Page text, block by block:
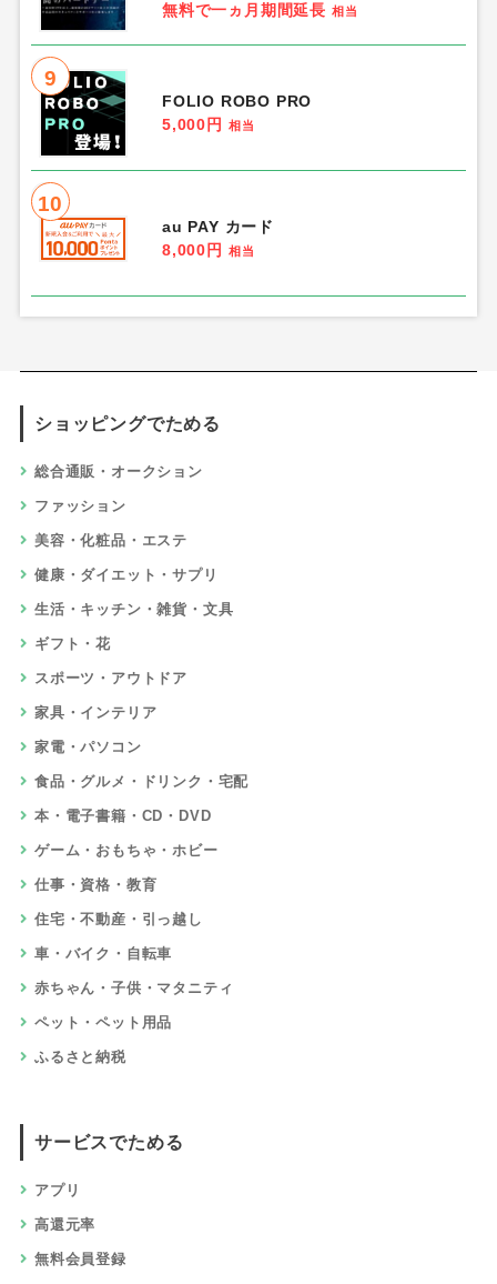
無料で一ヵ月期間延長 相当
9
FOLIO ROBO PRO
5,000円
相当
10
au PAY カード
8,000円
相当
ショッピングでためる
総合通販・オークション
ファッション
美容・化粧品・エステ
健康・ダイエット・サプリ
生活・キッチン・雑貨・文具
ギフト・花
スポーツ・アウトドア
家具・インテリア
家電・パソコン
食品・グルメ・ドリンク・宅配
本・電子書籍・CD・DVD
ゲーム・おもちゃ・ホビー
仕事・資格・教育
住宅・不動産・引っ越し
車・バイク・自転車
赤ちゃん・子供・マタニティ
ペット・ペット用品
ふるさと納税
サービスでためる
アプリ
高還元率
無料会員登録